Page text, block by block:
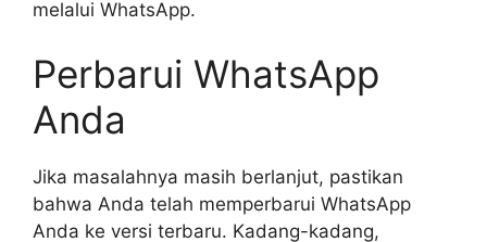
melalui WhatsApp.
Perbarui WhatsApp
Anda
Jika masalahnya masih berlanjut, pastikan
bahwa Anda telah memperbarui WhatsApp
Anda ke versi terbaru. Kadang-kadang,